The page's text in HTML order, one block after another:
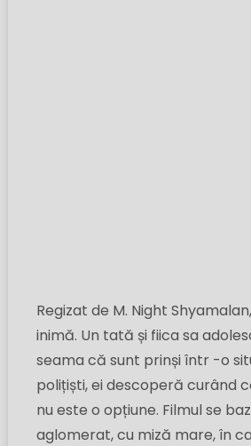
Regizat de M. Night
inimă. Un tată și fiica sa
seama că sunt prinși într -o
polițiști, ei descoperă curând
nu este o opțiune. Filmul se
aglomerat, cu miză mare, în